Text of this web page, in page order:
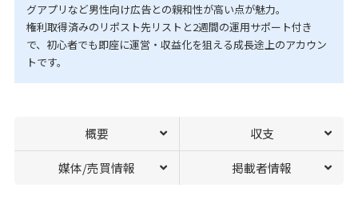
グアプリなど男性向け広告との親和性が高い点が魅力。
権利取得済みのリポスト先リストと2週間の運用サポート付き
で、初心者でも即座に運営・収益化を狙える成長途上のアカウン
トです。
概要 収支
媒体/売買情報 掲載者情報